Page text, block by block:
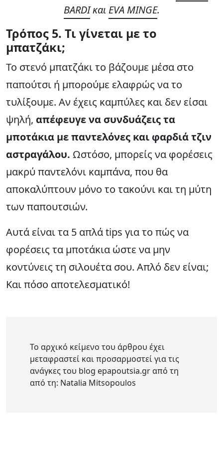
BARDIκαι EVA MINGE.
Τρόπος 5. Τι γίνεται με το
μπατζάκι;
Το στενό μπατζάκι το βάζουμε μέσα στο
παπούτσι ή μπορούμε ελαφρώς να το
τυλίξουμε. Αν έχεις καμπύλες και δεν είσαι
ψηλή, απέφευγε να συνδυάζεις τα
μποτάκια με παντελόνες και φαρδιά τζιν
αστραγάλου. Ωστόσο, μπορείς να φορέσεις
μακρύ παντελόνι καμπάνα, που θα
αποκαλύπτουν μόνο το τακούνι και τη μύτη
των παπουτσιών.
Αυτά είναι τα 5 απλά tips για το πώς να
φορέσεις τα μποτάκια ώστε να μην
κοντύνεις τη σιλουέτα σου. Απλό δεν είναι;
Και πόσο αποτελεσματικό!
Το αρχικό κείμενο του άρθρου έχει
μεταφραστεί και προσαρμοστεί για τις
ανάγκες του blog epapoutsia.gr από τη
από τη: Natalia Mitsopoulos